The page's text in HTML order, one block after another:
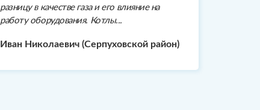
разницу в качестве газа и его влияние на
работу оборудования. Котлы...
Иван Николаевич (Серпуховской район)